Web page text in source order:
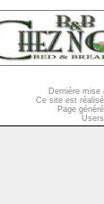
Dernière mise
Ce site est
Page